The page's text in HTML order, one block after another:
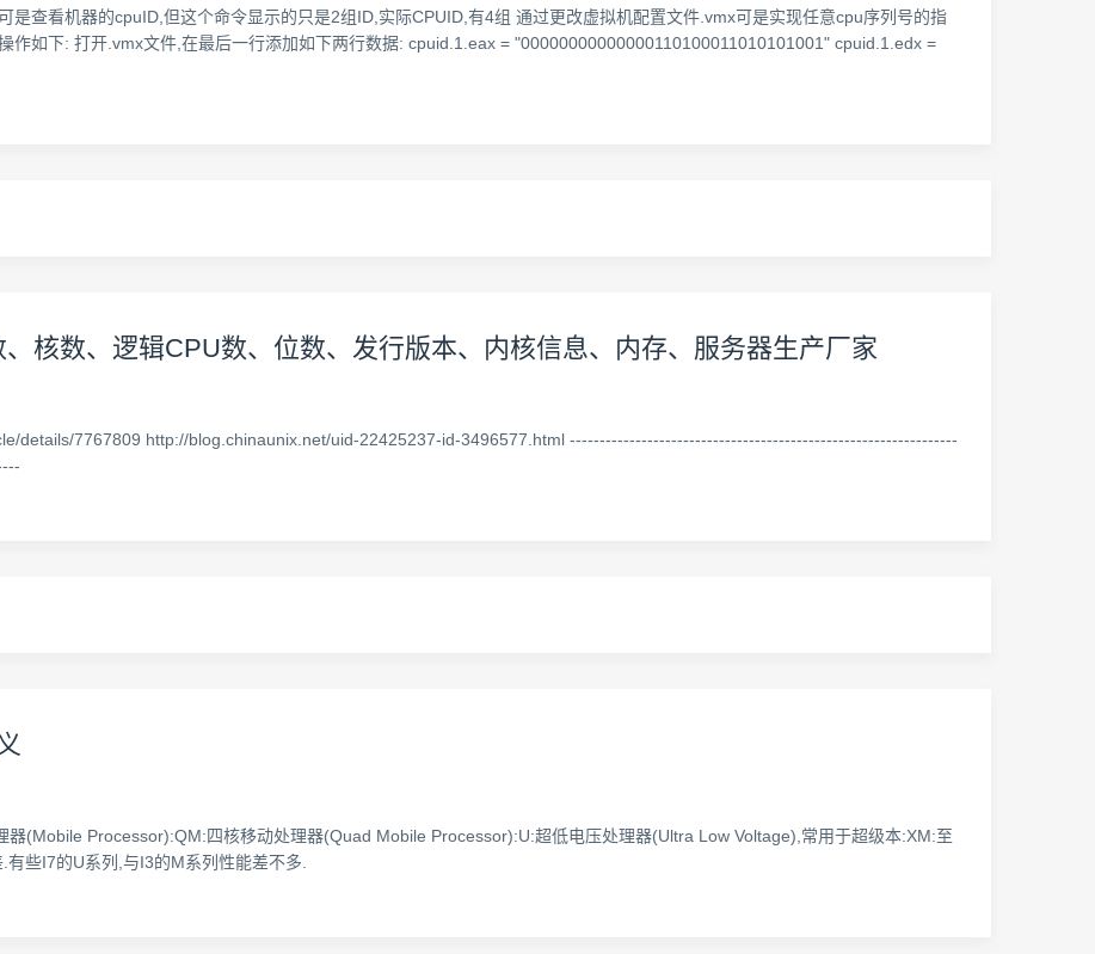
查看机器的cpuID,但这个命令显示的只是2组ID,实际CPUID,有4组 通过更改虚拟机配置文件.vmx可是实现任意cpu序列号的指
作如下: 打开.vmx文件,在最后一行添加如下两行数据: cpuid.1.eax = "00000000000000110100011010101001" cpuid.1.edx =
核数、逻辑CPU数、位数、发行版本、内核信息、内存、服务器生产厂家
details/7767809 http://blog.chinaunix.net/uid-22425237-id-3496577.html -----------------------------------------------------------------
(Mobile Processor):QM:四核移动处理器(Quad Mobile Processor):U:超低电压处理器(Ultra Low Voltage),常用于超级本:XM:至
些I7的U系列,与I3的M系列性能差不多.